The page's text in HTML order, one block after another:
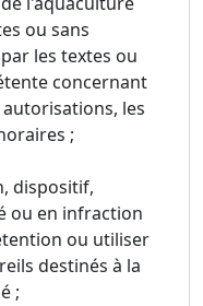
ou sans
les textes ou
concernant
les
;
dispositif,
ou en infraction
ou utiliser
destinés à la
;